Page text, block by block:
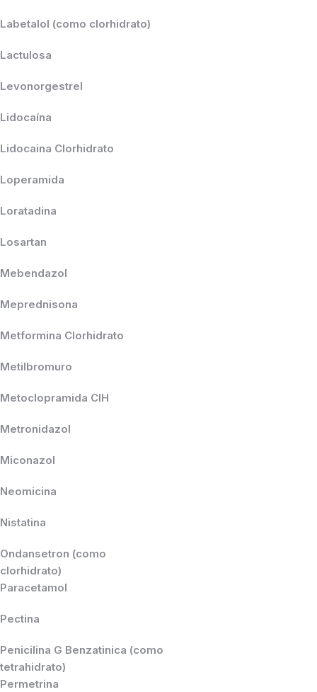
Labetalol (como clorhidrato)
Lactulosa
Levonorgestrel
Lidocaína
Lidocaina Clorhidrato
Loperamida
Loratadina
Losartan
Mebendazol
Meprednisona
Metformina Clorhidrato
Metilbromuro
Metoclopramida ClH
Metronidazol
Miconazol
Neomicina
Nistatina
Ondansetron (como
clorhidrato)
Paracetamol
Pectina
Penicilina G Benzatinica (como
tetrahidrato)
Permetrina